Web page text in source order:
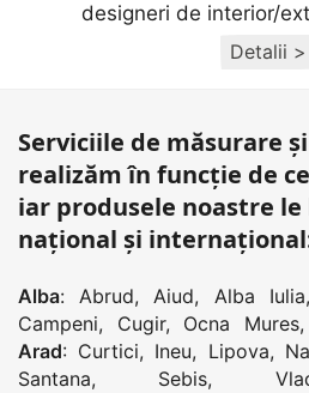
designeri de interior/
Detalii >
Serviciile de măsurare
realizăm în funcție de
iar produsele noastre
național și
Alba: Abrud, Aiud, Alba Iulia
Campeni, Cugir, Ocna Mures,
Arad: Curtici, Ineu, Lipova,
Santana, Sebis,